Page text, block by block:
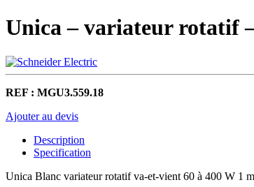
Unica – variateur rotatif
REF : MGU3.559.18
Ajouter au devis
Description
Specification
Unica Blanc variateur rotatif va-et-vient 60 à 400 W 1